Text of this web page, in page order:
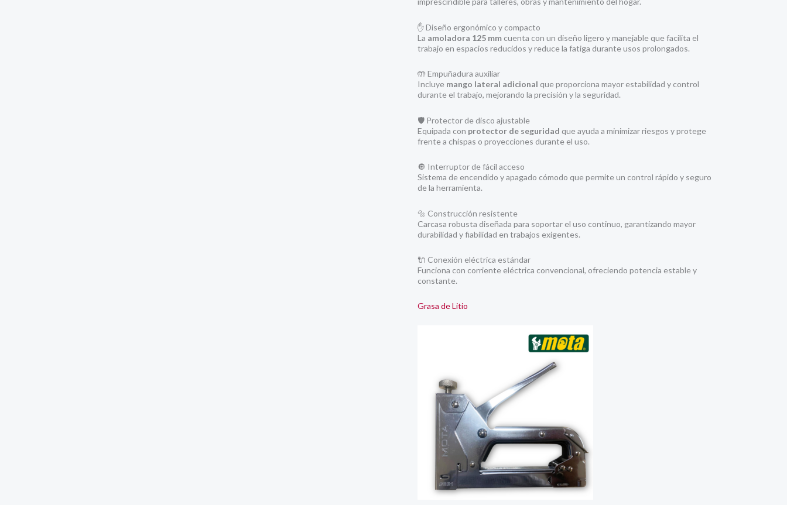
✋ Diseño ergonómico y compacto
La amoladora 125 mmcuenta con un diseño ligero y manejable que facilita el
trabajo en espacios reducidos y reduce la fatiga durante usos prolongados.
🤲 Empuñadura auxiliar
Incluye mango lateral adicional que proporciona mayor estabilidad y control
durante el trabajo, mejorando la precisión y la seguridad.
🛡️ Protector de disco ajustable
Equipada con protector de seguridad que ayuda a minimizar riesgos y protege
frente a chispas o proyecciones durante el uso.
🔘 Interruptor de fácil acceso
Sistema de encendido y apagado cómodo que permite un control rápido y seguro
de la herramienta.
🔩 Construcción resistente
Carcasa robusta diseñada para soportar el uso continuo, garantizando mayor
durabilidad y fiabilidad en trabajos exigentes.
🔌 Conexión eléctrica estándar
Funciona con corriente eléctrica convencional, ofreciendo potencia estable y
constante.
Grasa de Litio